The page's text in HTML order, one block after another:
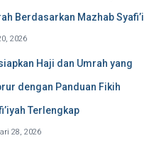
Berdasarkan Mazhab Syafi’i
2026
Haji dan Umrah yang
dengan Panduan Fikih
Terlengkap
28, 2026